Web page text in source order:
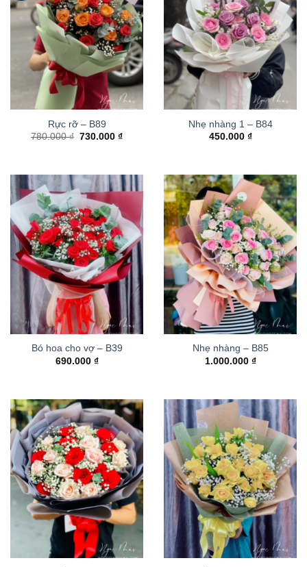
Rực rỡ – B89
780.000₫ Giá
730.000₫Giá
Nhẹ nhàng 1 – B84
450.000 ₫
Bó hoa cho vợ – B39
690.000 ₫
Nhẹ nhàng – B85
1.000.000 ₫